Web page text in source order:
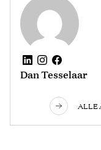
Dan Tesselaar
ALLE